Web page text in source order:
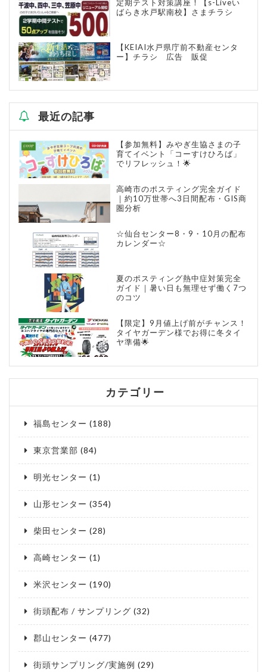
定期テスト対策講座！【s-Liveい
ばらき水戸駅南校】さまチラシ
【KEIAI水戸県庁前不動産センタ
ー】チラシ 広告 販促
最近の記事
【参加無料】みやぎ生協さまの子
育てイベント「コーすけひろば」
でリフレッシュ！🌟
高崎市のポスティング完全ガイド
｜約10万世帯へ3日間配布・GIS商
圏分析
☆仙台センター8・9・10月の配布
カレンダー☆
夏のポスティング熱中症対策完全
ガイド｜暑い日も無理せず働く7つ
のコツ
【限定】9月値上げ前がチャンス！
タイヤガーデン様でお得に冬タイ
ヤ準備🌟
カテゴリー
福島センター (188)
東京営業部 (84)
明光センター (1)
山形センター (354)
柴田センター (28)
高崎センター (1)
米沢センター (190)
街頭配布 / サンプリング (32)
郡山センター (477)
街頭サンプリング/実施例 (29)